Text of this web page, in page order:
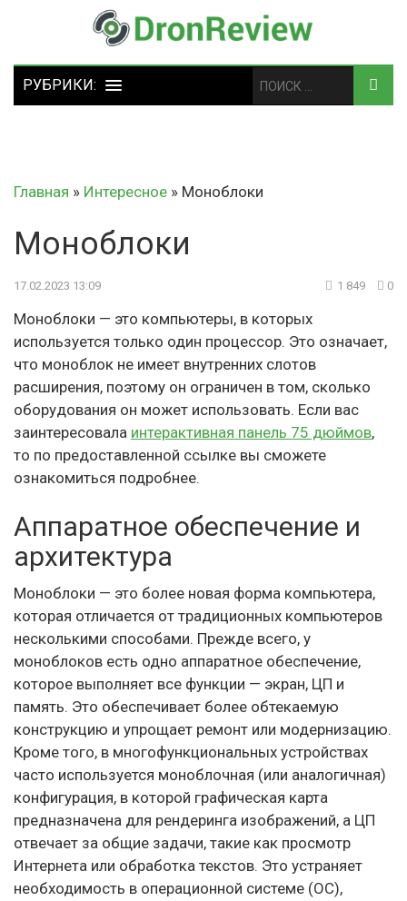
Главная » Интересное » Моноблоки
Моноблоки
17.02.2023 13:09 1 849 0
Моноблоки — это компьютеры, в которых
используется только один процессор. Это означает,
что моноблок не имеет внутренних слотов
расширения, поэтому он ограничен в том, сколько
оборудования он может использовать. Если вас
заинтересовала интерактивная панель 75 дюймов,
то по предоставленной ссылке вы сможете
ознакомиться подробнее.
Аппаратное обеспечение и
архитектура
Моноблоки — это более новая форма компьютера,
которая отличается от традиционных компьютеров
несколькими способами. Прежде всего, у
моноблоков есть одно аппаратное обеспечение,
которое выполняет все функции — экран, ЦП и
память. Это обеспечивает более обтекаемую
конструкцию и упрощает ремонт или модернизацию.
Кроме того, в многофункциональных устройствах
часто используется моноблочная (или аналогичная)
конфигурация, в которой графическая карта
предназначена для рендеринга изображений, а ЦП
отвечает за общие задачи, такие как просмотр
Интернета или обработка текстов. Это устраняет
необходимость в операционной системе (ОС),